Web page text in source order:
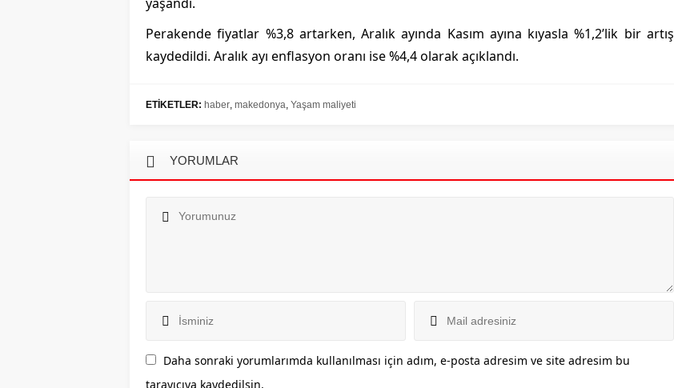
Perakende fiyatlar %3,8 artarken, Aralık ayında Kasım ayına kıyasla %1,2’lik bir artış
kaydedildi. Aralık ayı enflasyon oranı ise %4,4 olarak açıklandı.
ETİKETLER: haber, makedonya, Yaşam maliyeti
YORUMLAR
Daha sonraki yorumlarımda kullanılması için adım, e-posta adresim ve site adresim bu
tarayıcıya kaydedilsin.